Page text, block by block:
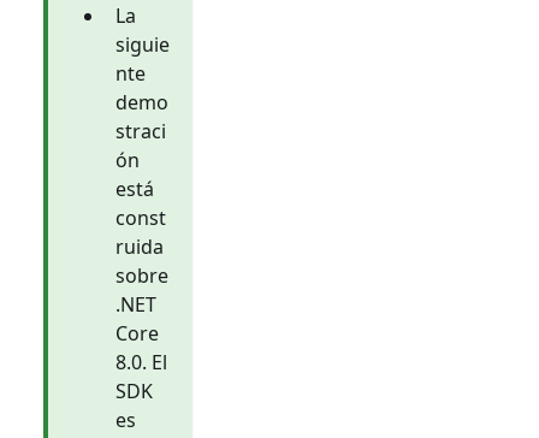
La
siguie
nte
demo
straci
ón
está
const
ruida
sobre
.NET
Core
8.0. El
SDK
es